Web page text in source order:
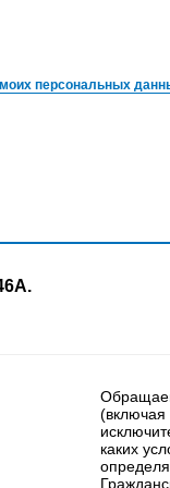
моих персональных
(включая
каких